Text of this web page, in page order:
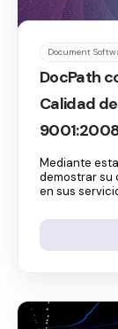
Document
DocPath
Calidad
Mediante
demostrar su
en sus